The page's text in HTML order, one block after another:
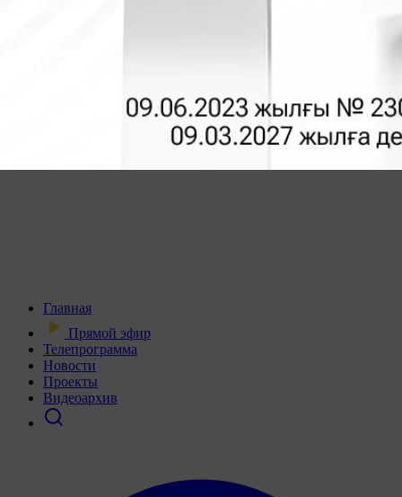
Главная
Прямой эфир
Телепрограмма
Новости
Проекты
Видеоархив